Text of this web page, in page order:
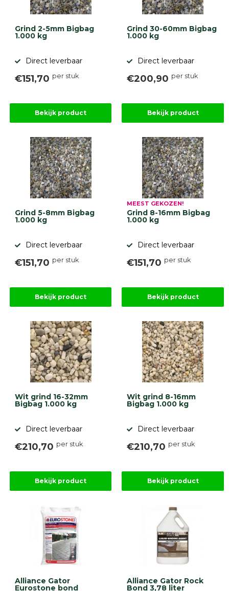
gebaseerd
946Grind 2-5mm Bigbag
1.000 kg
Direct leverbaar
€151,70 per stuk
Bekijk product
Grind 30-60mm Bigbag
1.000 kg
Direct leverbaar
€200,90 per stuk
Bekijk product
Grind 5-8mm Bigbag
1.000 kg
Direct leverbaar
€151,70 per stuk
Bekijk product
MEEST GEKOZEN!
Grind 8-16mm Bigbag
1.000 kg
Direct leverbaar
€151,70 per stuk
Bekijk product
Wit grind 16-32mm
Bigbag 1.000 kg
Direct leverbaar
€210,70 per stuk
Bekijk product
Wit grind 8-16mm
Bigbag 1.000 kg
Direct leverbaar
€210,70 per stuk
Bekijk product
Alliance Gator
Eurostone bond
Alliance Gator Rock
Bond 3,78 liter